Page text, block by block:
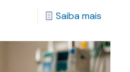
Saiba mais